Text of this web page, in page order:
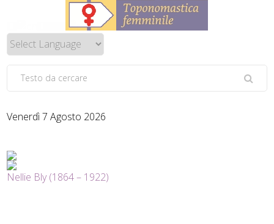
Venerdì 7 Agosto 2026
Nellie Bly (1864 – 1922)